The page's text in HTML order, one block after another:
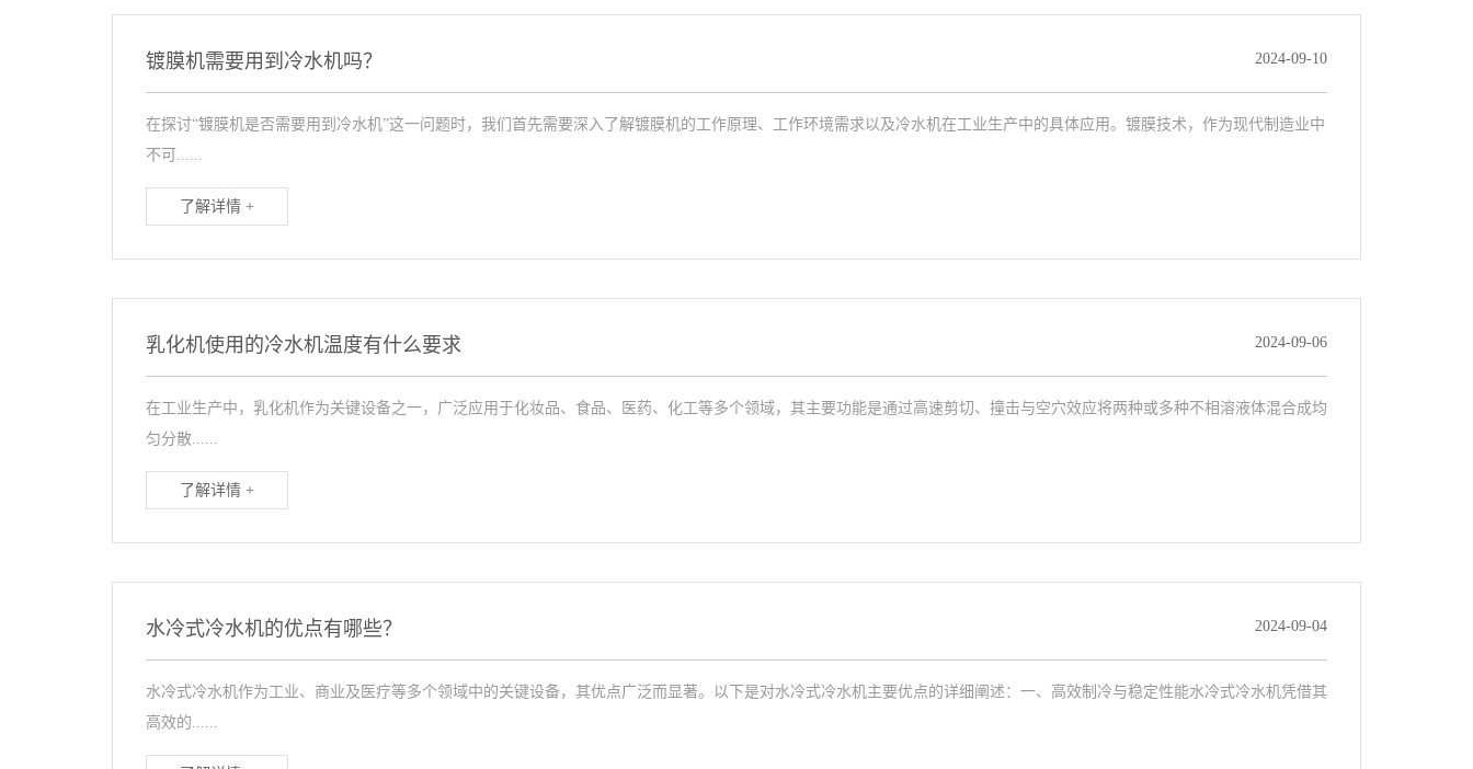
镀膜机需要用到冷水机吗？ 2024-09-10
在探讨“镀膜机是否需要用到冷水机”这一问题时，我们首先需要深入了解镀膜机的工作原理、工作环境需求以及冷水机在工业生产中的具体应用。镀膜技术，作为现代制造业中
不可......
了解详情 +
乳化机使用的冷水机温度有什么要求 2024-09-06
在工业生产中，乳化机作为关键设备之一，广泛应用于化妆品、食品、医药、化工等多个领域，其主要功能是通过高速剪切、撞击与空穴效应将两种或多种不相溶液体混合成均
匀分散......
了解详情 +
水冷式冷水机的优点有哪些？ 2024-09-04
水冷式冷水机作为工业、商业及医疗等多个领域中的关键设备，其优点广泛而显著。以下是对水冷式冷水机主要优点的详细阐述：一、高效制冷与稳定性能水冷式冷水机凭借其
高效的......